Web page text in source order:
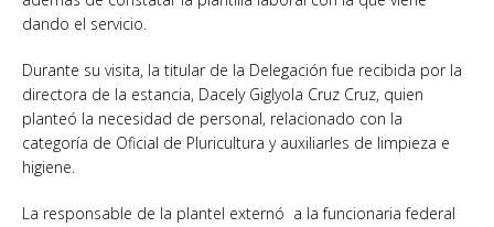
dando el servicio.
Durante su visita, la titular de la Delegación fue recibida por la
directora de la estancia, Dacely Giglyola Cruz Cruz, quien
planteó la necesidad de personal, relacionado con la
categoría de Oficial de Pluricultura y auxiliarles de limpieza e
higiene.
La responsable de la plantel externó a la funcionaria federal